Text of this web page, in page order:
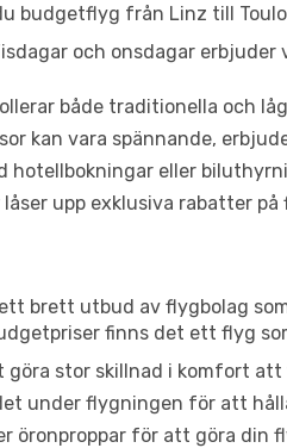
budgetflyg från Linz till
och onsdagar
både traditionella och
kan vara spännande,
hotellbokningar eller
låser upp exklusiva rabatter
brett utbud av flygbolag
finns det ett flyg
göra stor skillnad i komfort
under flygningen för att
öronproppar för att göra